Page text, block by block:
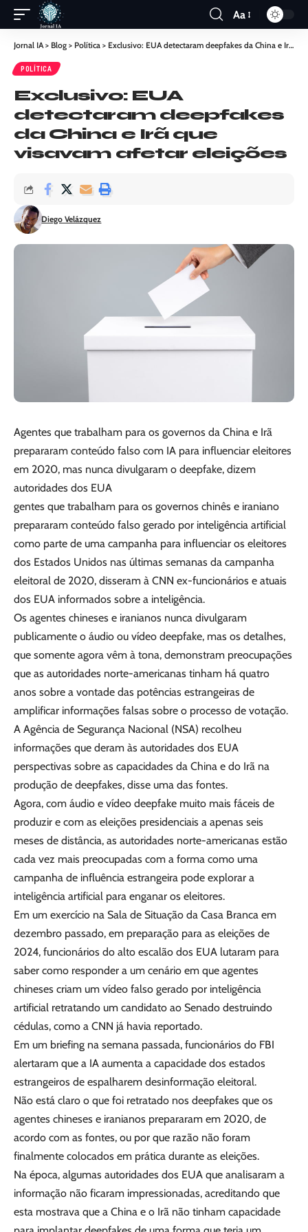
Aa
Jornal IA> Blog > Política > Exclusivo: EUA detectaram deepfakes da China e Irã que visavam afetar eleições
POLÍTICA
Exclusivo: EUA
detectaram deepfakes
da China e Irã que
visavam afetar eleições
Diego Velázquez
Agentes que trabalham para os governos da China e Irã
prepararam conteúdo falso com IA para influenciar eleitores
em 2020, mas nunca divulgaram o deepfake, dizem
autoridades dos EUA
gentes que trabalham para os governos chinês e iraniano
prepararam conteúdo falso gerado por inteligência artificial
como parte de uma campanha para influenciar os eleitores
dos Estados Unidos nas últimas semanas da campanha
eleitoral de 2020, disseram à CNN ex-funcionários e atuais
dos EUA informados sobre a inteligência.
Os agentes chineses e iranianos nunca divulgaram
publicamente o áudio ou vídeo deepfake, mas os detalhes,
que somente agora vêm à tona, demonstram preocupações
que as autoridades norte-americanas tinham há quatro
anos sobre a vontade das potências estrangeiras de
amplificar informações falsas sobre o processo de votação.
A Agência de Segurança Nacional (NSA) recolheu
informações que deram às autoridades dos EUA
perspectivas sobre as capacidades da China e do Irã na
produção de deepfakes, disse uma das fontes.
Agora, com áudio e vídeo deepfake muito mais fáceis de
produzir e com as eleições presidenciais a apenas seis
meses de distância, as autoridades norte-americanas estão
cada vez mais preocupadas com a forma como uma
campanha de influência estrangeira pode explorar a
inteligência artificial para enganar os eleitores.
Em um exercício na Sala de Situação da Casa Branca em
dezembro passado, em preparação para as eleições de
2024, funcionários do alto escalão dos EUA lutaram para
saber como responder a um cenário em que agentes
chineses criam um vídeo falso gerado por inteligência
artificial retratando um candidato ao Senado destruindo
cédulas, como a CNN já havia reportado.
Em um briefing na semana passada, funcionários do FBI
alertaram que a IA aumenta a capacidade dos estados
estrangeiros de espalharem desinformação eleitoral.
Não está claro o que foi retratado nos deepfakes que os
agentes chineses e iranianos prepararam em 2020, de
acordo com as fontes, ou por que razão não foram
finalmente colocados em prática durante as eleições.
Na época, algumas autoridades dos EUA que analisaram a
informação não ficaram impressionadas, acreditando que
esta mostrava que a China e o Irã não tinham capacidade